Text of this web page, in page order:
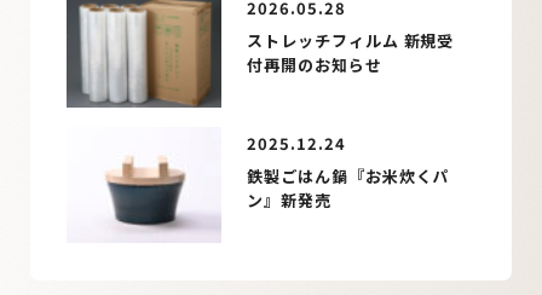
2026.05.28
ストレッチフィルム 新規受
付再開のお知らせ
2025.12.24
鉄製ごはん鍋『お米炊くパ
ン』新発売